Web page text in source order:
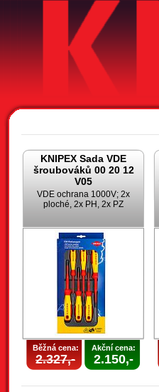
KNIPEX Sada VDE
šroubováků 00 20 12
V05
VDE ochrana 1000V; 2x
ploché, 2x PH, 2x PZ
Běžná cena:
2.327,-
Akční cena:
2.150,-